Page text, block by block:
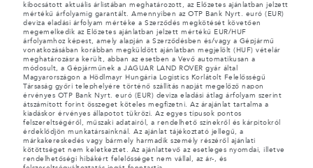
kibocsátott aktuális árlistában meghatározott, az Előzetes ajánlatban jelzett
mértékű árfolyamig garantált. Amennyiben az OTP Bank Nyrt. euró (EUR)
deviza eladási árfolyam mértéke a Szerződés megkötését követően
megemelkedik az Előzetes ajánlatban jelzett mértékű EUR/HUF
árfolyamhoz képest, amely alapján a Szerződésben és/vagy a Gépjármű
vonatkozásában korábban megküldött ajánlatban megjelölt (HUF) vételár
meghatározásra került, abban az esetben a Vevő automatikusan a
módosult, a Gépjárműnek a JAGUAR LAND ROVER gyár által
Magyarországon a Hödlmayr Hungária Logistics Korlátolt Felelősségű
Társaság győri telephelyére történő szállítás napját megelőző napon
érvényes OTP Bank Nyrt. euró (EUR) deviza eladási átlag árfolyam szerint
átszámított forint összeget köteles megfizetni. Az árajánlat tartalma a
kiadáskor érvényes állapotot tükrözi. Az egyes típusok pontos
felszereltségéről, műszaki adatairól, a rendelhető színekről és kárpitokról
érdeklődjön munkatársainknál. Az ajánlat tájékoztató jellegű, a
márkakereskedés vagy bármely harmadik személy részéről ajánlati
kötöttséget nem keletkeztet. Az ajánlattevő az esetleges nyomdai, illetve
rendelhetőségi hibákért felelősséget nem vállal, az ár-, és